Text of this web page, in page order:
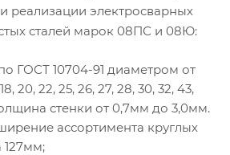
реализации электросварных
сталей марок 08ПС и 08Ю:
ГОСТ 10704-91 диаметром от
20, 22, 25, 26, 27, 28, 30, 32, 43,
стенки от 0,7мм до 3,0мм.
ассортимента круглых
127мм;